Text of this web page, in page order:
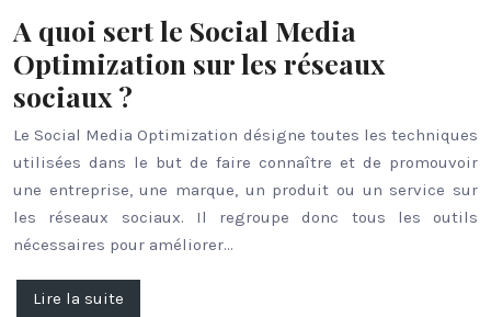
A quoi sert le Social Media
Optimization sur les réseaux
sociaux ?
Le Social Media Optimization désigne toutes les techniques
utilisées dans le but de faire connaître et de promouvoir
une entreprise, une marque, un produit ou un service sur
les réseaux sociaux. Il regroupe donc tous les outils
nécessaires pour améliorer…
Lire la suite